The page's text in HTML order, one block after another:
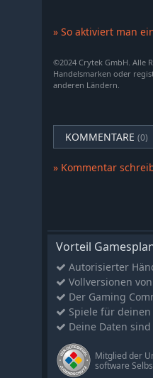
Hunt: Showdown
Hunt: Showdown
Hunt: Showdown 1896
Hunt: Showdown 1896
Hunt: Showdown
Hunt: Showdown 1896
Hunt: Showdown 1896
Hunt: Showdown
Hunt: Showdown 1896
Hunt: Showdown
Hunt: Showdown
Hunt: Showdown
» So aktiviert man
©2024 Crytek GmbH. Alle
Handelsmarken oder
anderen Ländern.
KOMMENTARE (0)
» Kommentar
Vorteil
Autorisierter
Vollversionen
Der Gaming
Spiele für
Deine Daten
Mitglied der
software